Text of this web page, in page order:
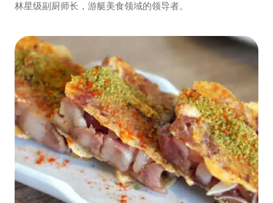
林星级副厨师长，游艇美食领域的领导者。